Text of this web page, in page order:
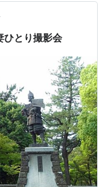
ひとり撮影会